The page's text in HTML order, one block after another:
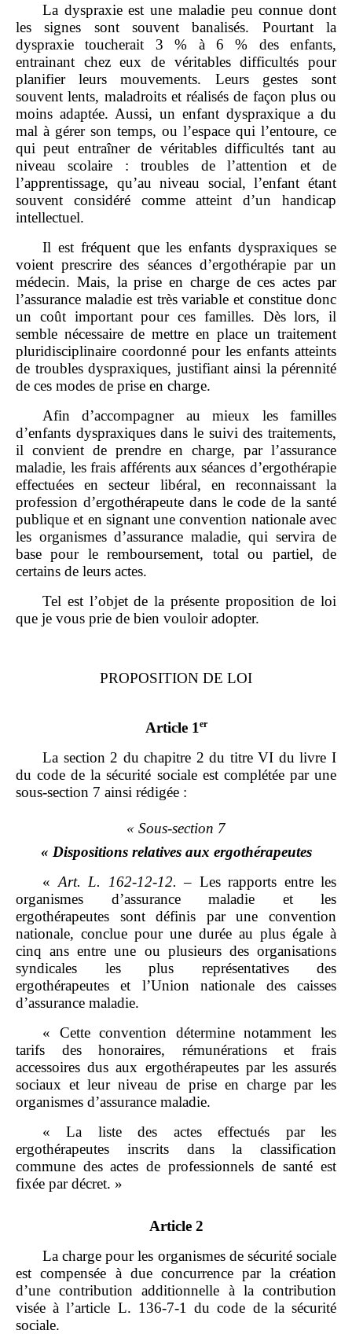
La dyspraxie est une maladie peu connue dont
les signes sont souvent banalisés. Pourtant la
dyspraxie toucherait 3 % à 6 % des enfants,
entrainant chez eux de véritables difficultés pour
planifier leurs mouvements. Leurs gestes sont
souvent lents, maladroits et réalisés de façon plus ou
moins adaptée. Aussi, un enfant dyspraxique a du
mal à gérer son temps, ou l’espace qui l’entoure, ce
qui peut entraîner de véritables difficultés tant au
niveau scolaire : troubles de l’attention et de
l’apprentissage, qu’au niveau social, l’enfant étant
souvent considéré comme atteint d’un handicap
intellectuel.
Il est fréquent que les enfants dyspraxiques se
voient prescrire des séances d’ergothérapie par un
médecin. Mais, la prise en charge de ces actes par
l’assurance maladie est très variable et constitue donc
un coût important pour ces familles. Dès lors, il
semble nécessaire de mettre en place un traitement
pluridisciplinaire coordonné pour les enfants atteints
de troubles dyspraxiques, justifiant ainsi la pérennité
de ces modes de prise en charge.
Afin d’accompagner au mieux les familles
d’enfants dyspraxiques dans le suivi des traitements,
il convient de prendre en charge, par l’assurance
maladie, les frais afférents aux séances d’ergothérapie
effectuées en secteur libéral, en reconnaissant la
profession d’ergothérapeute dans le code de la santé
publique et en signant une convention nationale avec
les organismes d’assurance maladie, qui servira de
base pour le remboursement, total ou partiel, de
certains de leurs actes.
Tel est l’objet de la présente proposition de loi
que je vous prie de bien vouloir adopter.
PROPOSITION DE LOI
Article 1 er
La section 2 du chapitre 2 du titre VI du livre I
du code de la sécurité sociale est complétée par une
sous‑section 7 ainsi rédigée :
« Sous‑section 7
« Dispositions relatives aux ergothérapeutes
« Art. L. 162‑12‑12. – Les rapports entre les
organismes d’assurance maladie et les
ergothérapeutes sont définis par une convention
nationale, conclue pour une durée au plus égale à
cinq ans entre une ou plusieurs des organisations
syndicales les plus représentatives des
ergothérapeutes et l’Union nationale des caisses
d’assurance maladie.
« Cette convention détermine notamment les
tarifs des honoraires, rémunérations et frais
accessoires dus aux ergothérapeutes par les assurés
sociaux et leur niveau de prise en charge par les
organismes d’assurance maladie.
« La liste des actes effectués par les
ergothérapeutes inscrits dans la classification
commune des actes de professionnels de santé est
fixée par décret. »
Article 2
La charge pour les organismes de sécurité sociale
est compensée à due concurrence par la création
d’une contribution additionnelle à la contribution
visée à l’article L. 136‑7‑1 du code de la sécurité
sociale.